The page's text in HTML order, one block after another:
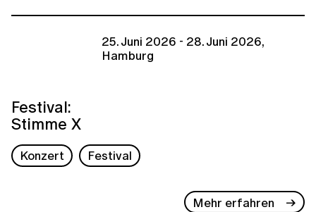
25. Juni 2026 - 28. Juni 2026,
Hamburg
Festival:
Stimme X
Konzert Festival
Mehr erfahren